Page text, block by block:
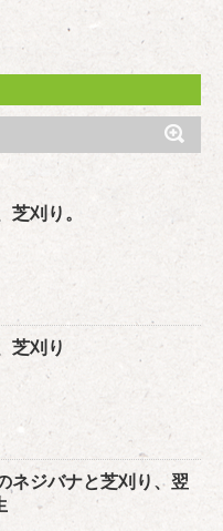
芝刈り。
芝刈り
ネジバナと芝刈り、翌